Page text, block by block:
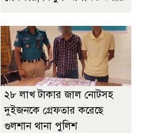
২৮ লাখ টাকার জাল নোটসহ
দুইজনকে গ্রেফতার করেছে
গুলশান থানা পুলিশ